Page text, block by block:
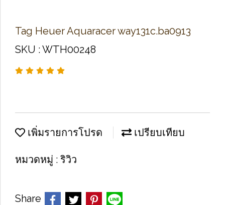
Tag Heuer Aquaracer way131c.ba0913
SKU : WTH00248
เพิ่มรายการโปรด เปรียบเทียบ
หมวดหมู่ : ริวิว
Share